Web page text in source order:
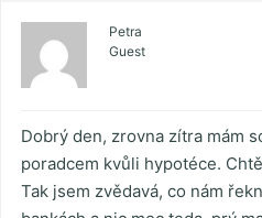
Petra
Guest
Dobrý den, zrovna zítra mám
poradcem kvůli hypotéce.
Tak jsem zvědavá, co nám